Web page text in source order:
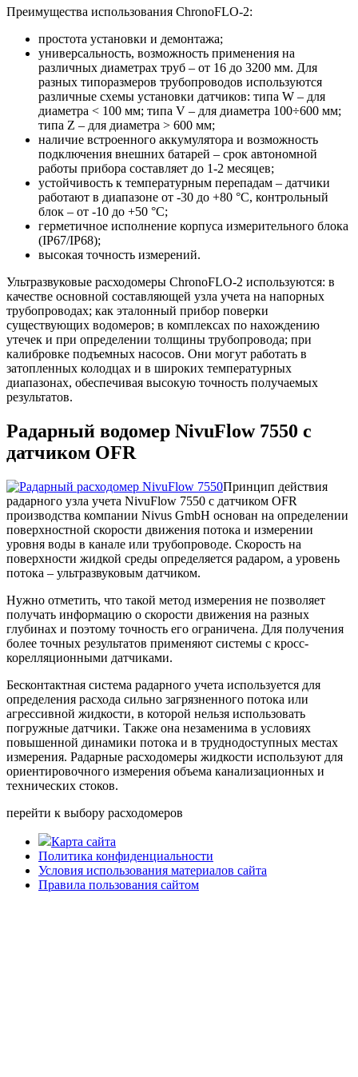
Преимущества использования ChronoFLO-2:
простота установки и демонтажа;
универсальность, возможность применения на
различных диаметрах труб – от 16 до 3200 мм. Для
разных типоразмеров трубопроводов используются
различные схемы установки датчиков: типа W – для
диаметра < 100 мм; типа V – для диаметра 100÷600 мм;
типа Z – для диаметра > 600 мм;
наличие встроенного аккумулятора и возможность
подключения внешних батарей – срок автономной
работы прибора составляет до 1-2 месяцев;
устойчивость к температурным перепадам – датчики
работают в диапазоне от -30 до +80 °С, контрольный
блок – от -10 до +50 °С;
герметичное исполнение корпуса измерительного блока
(IP67/IP68);
высокая точность измерений.
Ультразвуковые расходомеры ChronoFLO-2 используются: в
качестве основной составляющей узла учета на напорных
трубопроводах; как эталонный прибор поверки
существующих водомеров; в комплексах по нахождению
утечек и при определении толщины трубопровода; при
калибровке подъемных насосов. Они могут работать в
затопленных колодцах и в широких температурных
диапазонах, обеспечивая высокую точность получаемых
результатов.
Радарный водомер NivuFlow 7550 с
датчиком OFR
Принцип действия
радарного узла учета NivuFlow 7550 с датчиком OFR
производства компании Nivus GmbH основан на определении
поверхностной скорости движения потока и измерении
уровня воды в канале или трубопроводе. Скорость на
поверхности жидкой среды определяется радаром, а уровень
потока – ультразвуковым датчиком.
Нужно отметить, что такой метод измерения не позволяет
получать информацию о скорости движения на разных
глубинах и поэтому точность его ограничена. Для получения
более точных результатов применяют системы с кросс-
корелляционными датчиками.
Бесконтактная система радарного учета используется для
определения расхода сильно загрязненного потока или
агрессивной жидкости, в которой нельзя использовать
погружные датчики. Также она незаменима в условиях
повышенной динамики потока и в труднодоступных местах
измерения. Радарные расходомеры жидкости используют для
ориентировочного измерения объема канализационных и
технических стоков.
перейти к выбору расходомеров
Карта сайта
Политика конфиденциальности
Условия использования материалов сайта
Правила пользования сайтом